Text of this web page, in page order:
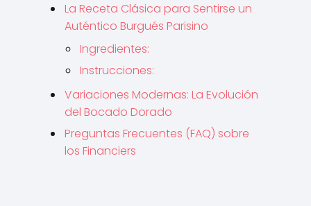
La Receta Clásica para Sentirse un
Auténtico Burgués Parisino
Ingredientes:
Instrucciones:
Variaciones Modernas: La Evolución
del Bocado Dorado
Preguntas Frecuentes (FAQ) sobre
los Financiers